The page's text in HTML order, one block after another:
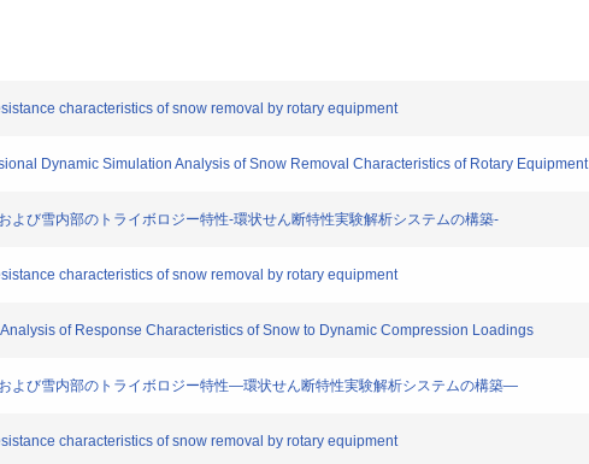
characteristics of snow removal by rotary equipment
Dynamic Simulation Analysis of Snow Removal Characteristics of Rotary Equipment
よび雪内部のトライボロジー特性-環状せん断特性実験解析システムの構築-
characteristics of snow removal by rotary equipment
of Response Characteristics of Snow to Dynamic Compression Loadings
よび雪内部のトライボロジー特性―環状せん断特性実験解析システムの構築―
characteristics of snow removal by rotary equipment